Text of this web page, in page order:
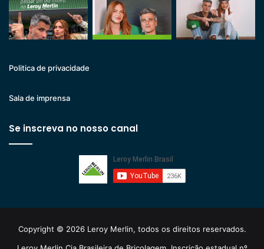
Politica de privacidade
Sala de imprensa
Se inscreva no nosso canal
Copyright © 2026 Leroy Merlin, todos os direitos reservados.